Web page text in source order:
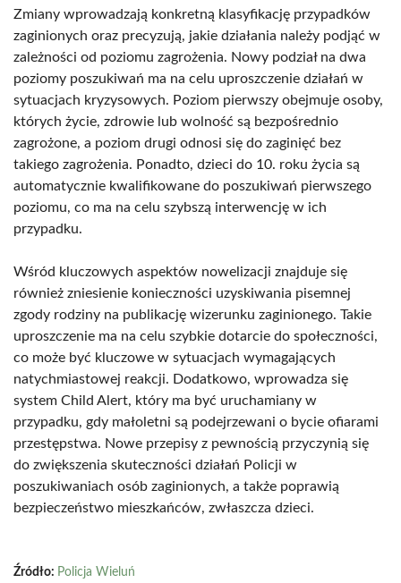
Zmiany wprowadzają konkretną klasyfikację przypadków
zaginionych oraz precyzują, jakie działania należy podjąć w
zależności od poziomu zagrożenia. Nowy podział na dwa
poziomy poszukiwań ma na celu uproszczenie działań w
sytuacjach kryzysowych. Poziom pierwszy obejmuje osoby,
których życie, zdrowie lub wolność są bezpośrednio
zagrożone, a poziom drugi odnosi się do zaginięć bez
takiego zagrożenia. Ponadto, dzieci do 10. roku życia są
automatycznie kwalifikowane do poszukiwań pierwszego
poziomu, co ma na celu szybszą interwencję w ich
przypadku.
Wśród kluczowych aspektów nowelizacji znajduje się
również zniesienie konieczności uzyskiwania pisemnej
zgody rodziny na publikację wizerunku zaginionego. Takie
uproszczenie ma na celu szybkie dotarcie do społeczności,
co może być kluczowe w sytuacjach wymagających
natychmiastowej reakcji. Dodatkowo, wprowadza się
system Child Alert, który ma być uruchamiany w
przypadku, gdy małoletni są podejrzewani o bycie ofiarami
przestępstwa. Nowe przepisy z pewnością przyczynią się
do zwiększenia skuteczności działań Policji w
poszukiwaniach osób zaginionych, a także poprawią
bezpieczeństwo mieszkańców, zwłaszcza dzieci.
Źródło: Policja Wieluń